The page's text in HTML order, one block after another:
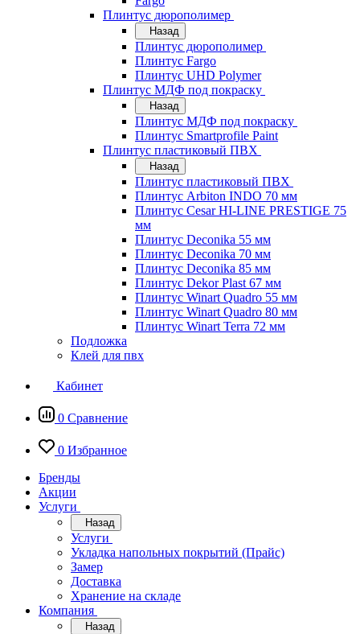
Плинтус дюрополимер
Назад
Плинтус дюрополимер
Плинтус Fargo
Плинтус UHD Polymer
Плинтус МДФ под покраску
Назад
Плинтус МДФ под покраску
Плинтус Smartprofile Paint
Плинтус пластиковый ПВХ
Назад
Плинтус пластиковый ПВХ
Плинтус Arbiton INDO 70 мм
Плинтус Cesar HI-LINE PRESTIGE 75
мм
Плинтус Deconika 55 мм
Плинтус Deconika 70 мм
Плинтус Deconika 85 мм
Плинтус Dekor Plast 67 мм
Плинтус Winart Quadro 55 мм
Плинтус Winart Quadro 80 мм
Плинтус Winart Terra 72 мм
Подложка
Клей для пвх
Кабинет
0 Сравнение
0 Избранное
Бренды
Акции
Услуги
Назад
Услуги
Укладка напольных покрытий (Прайс)
Замер
Доставка
Хранение на складе
Компания
Назад